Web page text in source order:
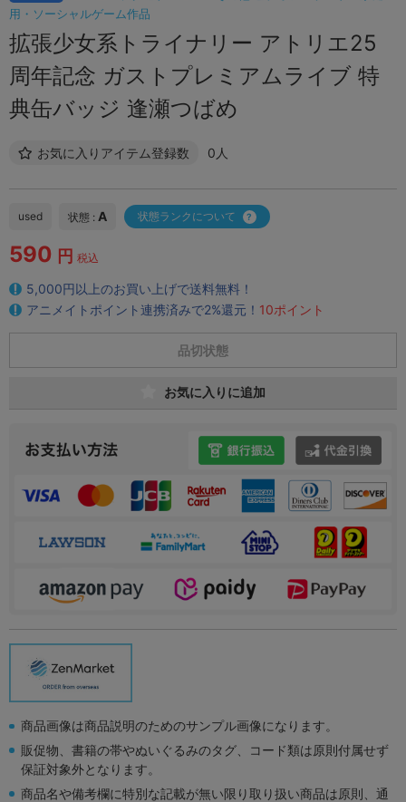
用・ソーシャルゲーム作品
拡張少女系トライナリー アトリエ25
周年記念 ガストプレミアムライブ 特
典缶バッジ 逢瀬つばめ
お気に入りアイテム登録数 0人
used 状態 : A 状態ランクについて
590 円 税込
5,000円以上のお買い上げで送料無料！
アニメイトポイント連携済みで2%還元！ 10ポイント
品切状態
お気に入りに追加
商品画像は商品説明のためのサンプル画像になります。
販促物、書籍の帯やぬいぐるみのタグ、コード類は原則付属せず
保証対象外となります。
商品名や備考欄に特別な記載が無い限り取り扱い商品は原則、通